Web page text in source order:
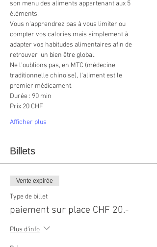
son menu des aliments appartenant aux 5
éléments.
Vous n'apprendrez pas à vous limiter ou
compter vos calories mais simplement à
adapter vos habitudes alimentaires afin de
retrouver  un bien être global.
Ne l'oublions pas, en MTC (médecine
traditionnelle chinoise), l'aliment est le
premier médicament.
Durée : 90 min
Prix 20 CHF
Afficher plus
Billets
Vente expirée
Type de billet
paiement sur place CHF 20.-
Plus d'info